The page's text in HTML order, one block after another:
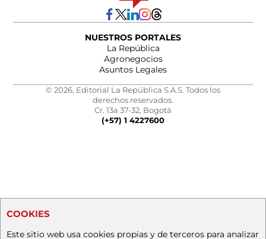
NUESTROS PORTALES
La República
Agronegocios
Asuntos Legales
© 2026, Editorial La República S.A.S. Todos los
derechos reservados.
Cr. 13a 37-32, Bogotá
(+57) 1 4227600
COOKIES
Este sitio web usa cookies propias y de terceros para analizar